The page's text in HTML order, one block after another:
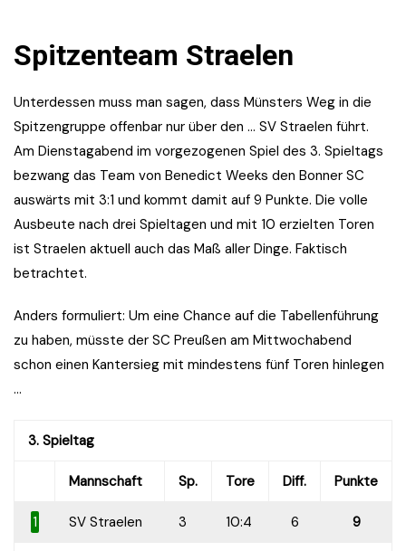
Spitzenteam Straelen
Unterdessen muss man sagen, dass Münsters Weg in die
Spitzengruppe offenbar nur über den … SV Straelen führt.
Am Dienstagabend im vorgezogenen Spiel des 3. Spieltags
bezwang das Team von Benedict Weeks den Bonner SC
auswärts mit 3:1 und kommt damit auf 9 Punkte. Die volle
Ausbeute nach drei Spieltagen und mit 10 erzielten Toren
ist Straelen aktuell auch das Maß aller Dinge. Faktisch
betrachtet.
Anders formuliert: Um eine Chance auf die Tabellenführung
zu haben, müsste der SC Preußen am Mittwochabend
schon einen Kantersieg mit mindestens fünf Toren hinlegen
…
3. Spieltag
Mannschaft Sp. Tore Diff. Punkte
1 SV Straelen 3 10:4 6 9